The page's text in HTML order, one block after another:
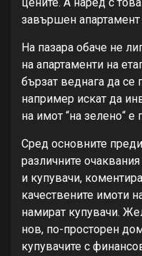
завършен
На пазара обаче не
на апартаменти на
бързат веднага да се
например искат да
на имот “на зелено“ е
Сред основните
различните
и купувачи,
качествените имоти
намират купувачи.
нов, по-просторен
купувачите с